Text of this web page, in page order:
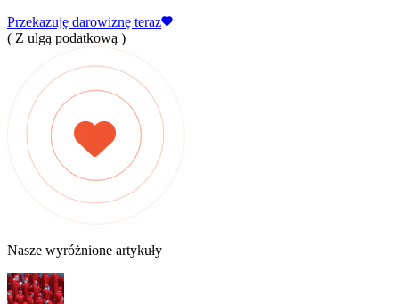
Przekazuję darowiznę teraz
( Z ulgą podatkową )
Nasze wyróżnione artykuły